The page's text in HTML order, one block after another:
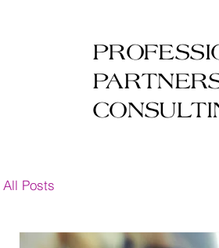
All Posts